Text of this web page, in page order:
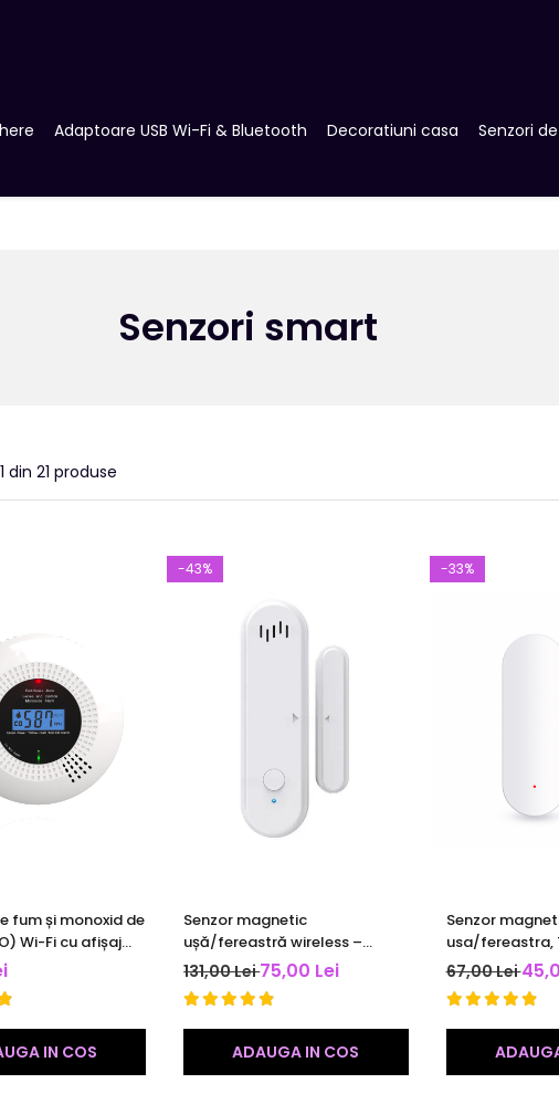
Adaptoare USB Wi-Fi & Bluetooth Decoratiuni casa Senzori
Senzori smart
din 21 produse
fum și monoxid de
Wi-Fi cu afișaj
/ Smart Life |
IN COS
-43%
Senzor magnetic
ușă/fereastră wireless –
alarmă & notificări – Tuya /
Smart Life
131,00 Lei75,00 Lei
ADAUGA IN COS
-33%
Senzor
usa/fereastra,
SmartLife App,
Alexa si
67,00 Lei